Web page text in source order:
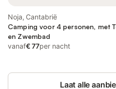
Noja, Cantabrië
Camping voor 4 personen, met
en Zwembad
vanaf€ 77per nacht
Laat alle